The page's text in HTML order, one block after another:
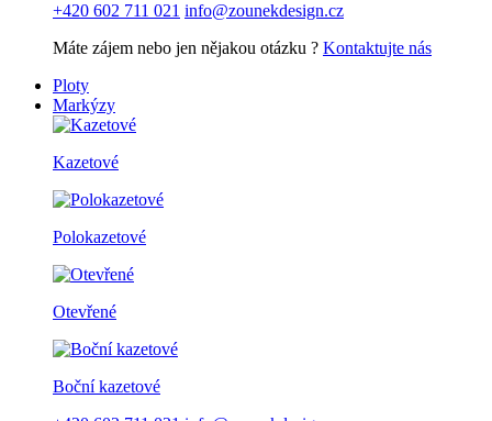
+420 602 711 021 info@zounekdesign.cz
Máte zájem nebo jen nějakou otázku ? Kontaktujte nás
Ploty
Markýzy
Kazetové
Polokazetové
Otevřené
Boční kazetové